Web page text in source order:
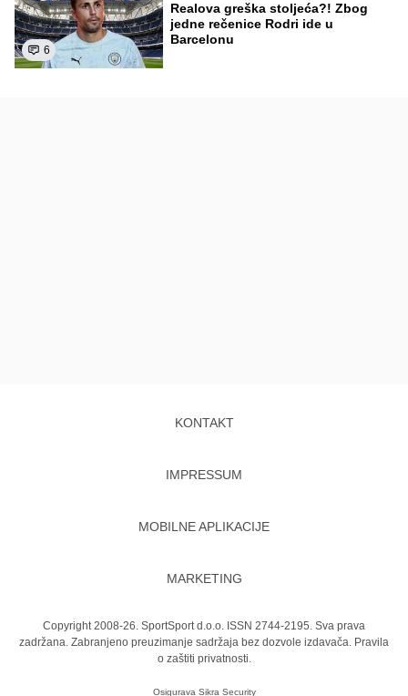
6
Realova greška stoljeća?! Zbog
jedne rečenice Rodri ide u
Barcelonu
KONTAKT
IMPRESSUM
MOBILNE APLIKACIJE
MARKETING
Copyright 2008-26. SportSport d.o.o. ISSN 2744-2195. Sva prava
zadržana. Zabranjeno preuzimanje sadržaja bez dozvole izdavača. Pravila
o zaštiti privatnosti.
Osigurava Sikra Security